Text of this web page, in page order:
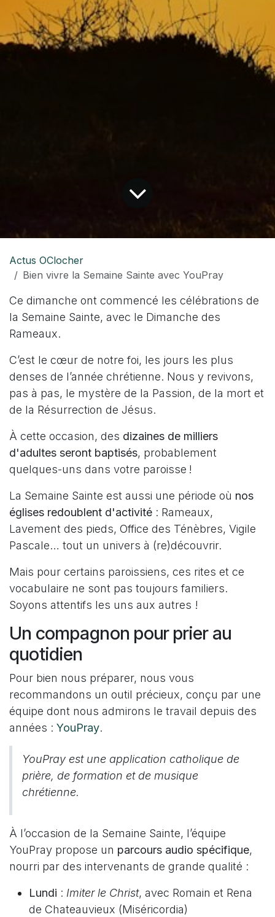
Actus OClocher
Bien vivre la Semaine Sainte avec YouPray
Ce dimanche ont commencé les célébrations de
la Semaine Sainte, avec le Dimanche des
Rameaux.
C’est le cœur de notre foi, les jours les plus
denses de l’année chrétienne. Nous y revivons,
pas à pas, le mystère de la Passion, de la mort et
de la Résurrection de Jésus.
À cette occasion, des dizaines de milliers
d'adultes seront baptisés, probablement
quelques-uns dans votre paroisse !
La Semaine Sainte est aussi une période où nos
églises redoublent d'activité : Rameaux,
Lavement des pieds, Office des Ténèbres, Vigile
Pascale… tout un univers à (re)découvrir.
Mais pour certains paroissiens, ces rites et ce
vocabulaire ne sont pas toujours familiers.
Soyons attentifs les uns aux autres !
Un compagnon pour prier au
quotidien
Pour bien nous préparer, nous vous
recommandons un outil précieux, conçu par une
équipe dont nous admirons le travail depuis des
années : YouPray.
YouPray est une application catholique de
prière, de formation et de musique
chrétienne.
À l’occasion de la Semaine Sainte, l’équipe
YouPray propose un parcours audio spécifique,
nourri par des intervenants de grande qualité :
Lundi : Imiter le Christ, avec Romain et Rena
de Chateauvieux (Miséricordia)